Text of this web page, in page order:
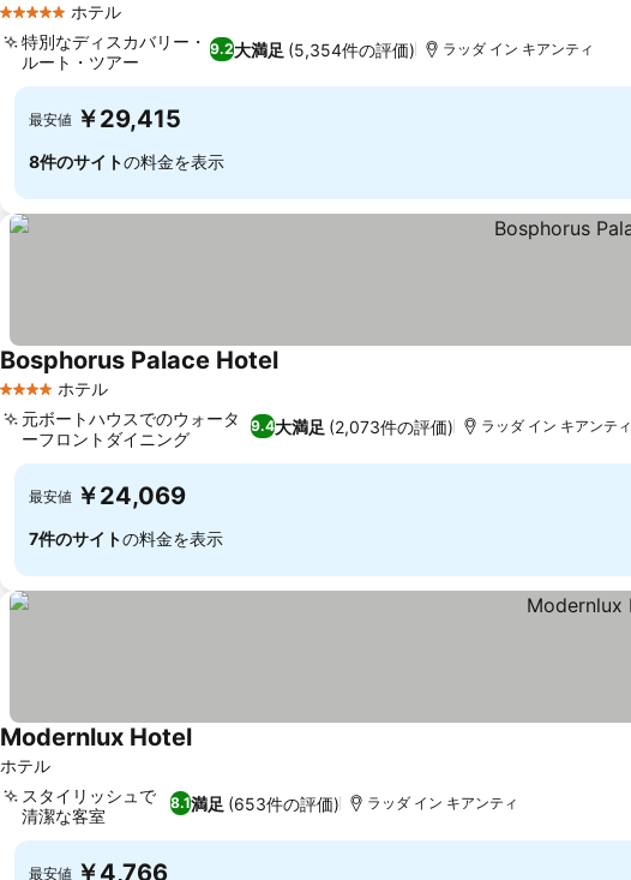
5 ホテルのランク
ホテル
9.2大満足 (5,354件の評価)
特別なディスカバリー・
ルート・ツアー
ラッダ イン キアンティ
最安値 ￥29,415
8件のサイトの料金を表示
4 ホテルのランク
ホテル
Bosphorus Palace Hotel
9.4大満足 (2,073件の評価)
元ボートハウスでのウォータ
ーフロントダイニング
ラッダ イン キアンティ
最安値 ￥24,069
7件のサイトの料金を表示
ホテル
Modernlux Hotel
8.1満足 (653件の評価)
スタイリッシュで
清潔な客室
ラッダ イン キアンティ
最安値 ￥4,766